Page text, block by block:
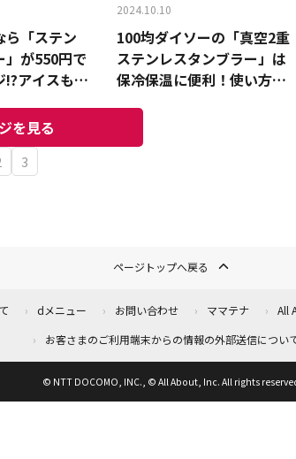
ら「ステン
」が550円で
!?アイスもホ
2024.10.10
100均ダイソーの「真空2重
ステンレスタンブラー」は
保冷保温に便利！使い方と
を見る
3
ページトップへ戻る
dメニュー お問い合わせ ママテナ All
お客さまのご利用端末からの情報の外部送信につい
© NTT DOCOMO, INC., © All About, Inc. All rights